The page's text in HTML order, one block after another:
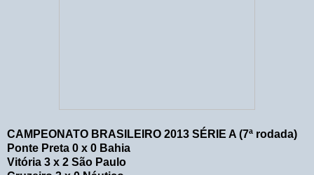
CAMPEONATO BRASILEIRO 2013 SÉRIE A (7ª rodada)
Ponte Preta 0 x 0 Bahia
Vitória 3 x 2 São Paulo